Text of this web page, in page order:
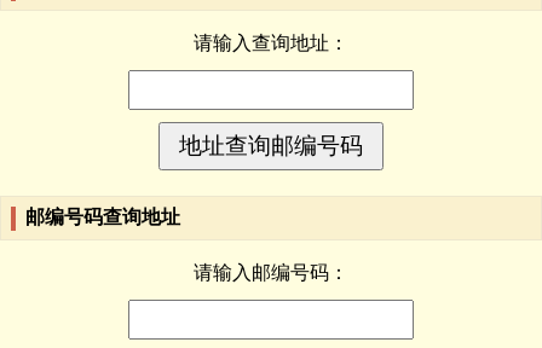
请输入查询地址：
邮编号码查询地址
请输入邮编号码：